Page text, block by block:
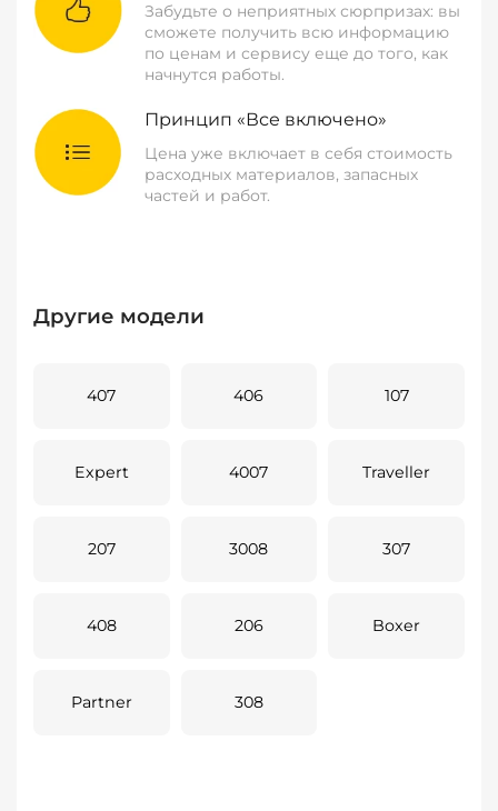
Забудьте о неприятных сюрпризах: вы
сможете получить всю информацию
по ценам и сервису еще до того, как
начнутся работы.
Принцип «Все включено»
Цена уже включает в себя стоимость
расходных материалов, запасных
частей и работ.
Другие модели
407 406 107
Expert 4007 Traveller
207 3008 307
408 206 Boxer
Partner 308